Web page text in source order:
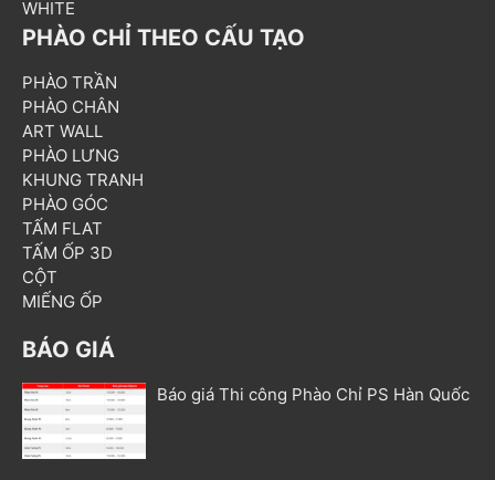
WHITE
PHÀO CHỈ THEO CẤU TẠO
PHÀO TRẦN
PHÀO CHÂN
ART WALL
PHÀO LƯNG
KHUNG TRANH
PHÀO GÓC
TẤM FLAT
TẤM ỐP 3D
CỘT
MIẾNG ỐP
BÁO GIÁ
Báo giá Thi công Phào Chỉ PS Hàn Quốc